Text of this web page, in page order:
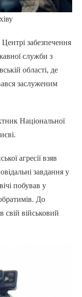
забезпечення
служби з
області, де
заслуженим
Національної
агресії взяв
завдання у
побував у
До
свій військовий